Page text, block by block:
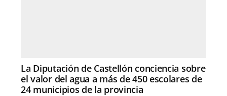
La Diputación de Castellón conciencia sobre
el valor del agua a más de 450 escolares de
24 municipios de la provincia